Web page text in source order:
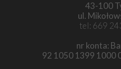
43-100
ul.
tel: 669
nr konta:
92 1050 1399 1000